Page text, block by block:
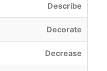
Describe
Decorate
Decrease